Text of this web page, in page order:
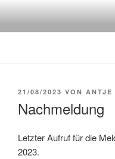
springen
VERÖFFENTLICHT
21/08/2023 VON ANTJE
Nachmeldung
Letzter Aufruf für die
2023.